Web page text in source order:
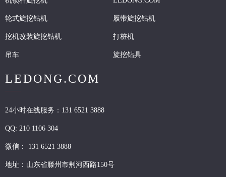
轮式旋挖钻机 履带旋挖钻机
挖机改装旋挖钻机 打桩机
吊车 旋挖钻具
LEDONG.COM
24小时在线服务：131 6521 3888
QQ: 210 1106 304
微信： 131 6521 3888
地址：山东省滕州市荆河西路150号